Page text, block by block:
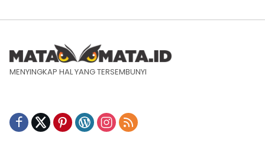
MENYINGKAP HAL YANG TERSEMBUNYI